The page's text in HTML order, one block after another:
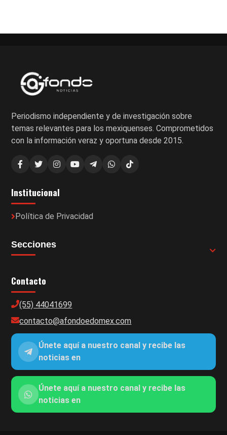
entradas
Periodismo independiente y de investigación sobre
temas relevantes para los mexiquenses. Comprometidos
con la información veraz y oportuna desde 2015.
Institucional
Política de Privacidad
Secciones
Contacto
(55) 44041699
contacto@afondoedomex.com
Únete aquí a nuestro canal y recibe las
noticias en
Únete aquí a nuestro canal y recibe las
noticias en